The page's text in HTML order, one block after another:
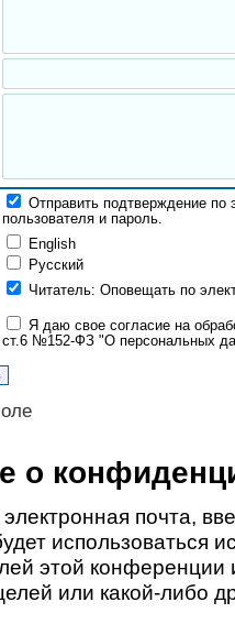
Отправить подтверждение по
пользователя и пароль.
English
Русский
Читатель: Оповещать по
Я даю свое согласие на
ст.6 №152-ФЗ "О персональных
о
почта,
использоваться
этой конференции
или какой-либо